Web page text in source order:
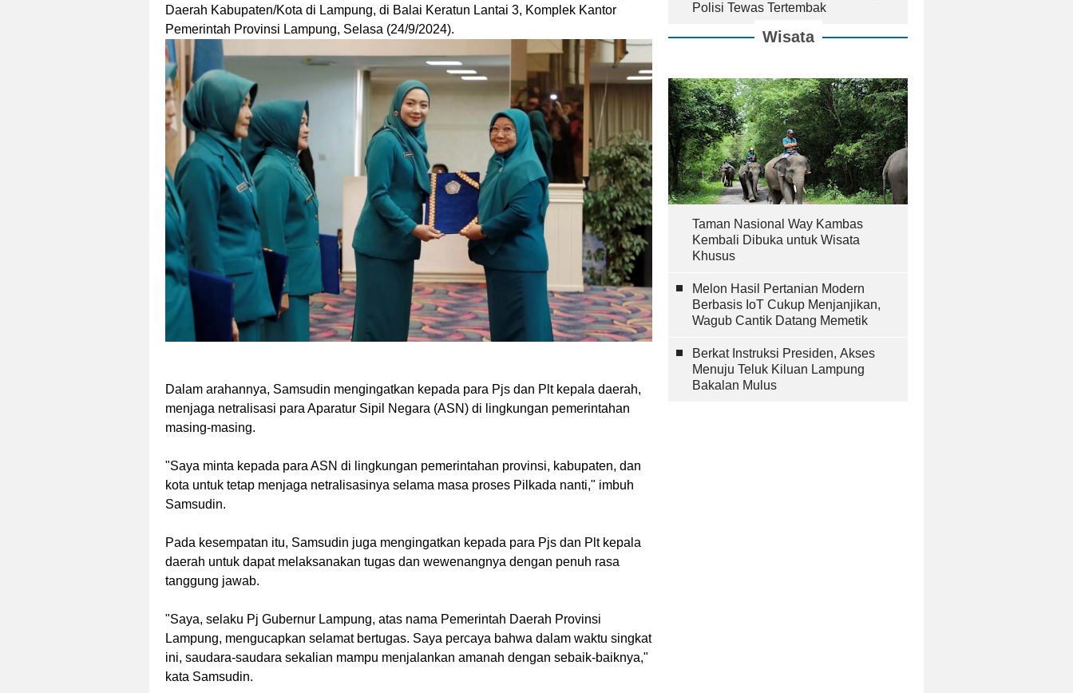
Daerah Kabupaten/Kota di Lampung, di Balai Keratun Lantai 3, Komplek Kantor
Pemerintah Provinsi Lampung, Selasa (24/9/2024).
Dalam arahannya, Samsudin mengingatkan kepada para Pjs dan Plt kepala daerah,
menjaga netralisasi para Aparatur Sipil Negara (ASN) di lingkungan pemerintahan
masing-masing.
"Saya minta kepada para ASN di lingkungan pemerintahan provinsi, kabupaten, dan
kota untuk tetap menjaga netralisasinya selama masa proses Pilkada nanti," imbuh
Samsudin.
Pada kesempatan itu, Samsudin juga mengingatkan kepada para Pjs dan Plt kepala
daerah untuk dapat melaksanakan tugas dan wewenangnya dengan penuh rasa
tanggung jawab.
"Saya, selaku Pj Gubernur Lampung, atas nama Pemerintah Daerah Provinsi
Lampung, mengucapkan selamat bertugas. Saya percaya bahwa dalam waktu singkat
ini, saudara-saudara sekalian mampu menjalankan amanah dengan sebaik-baiknya,"
kata Samsudin.
Polisi Tewas Tertembak
Wisata
Taman Nasional Way Kambas
Kembali Dibuka untuk Wisata
Khusus
Melon Hasil Pertanian Modern
Berbasis IoT Cukup Menjanjikan,
Wagub Cantik Datang Memetik
Berkat Instruksi Presiden, Akses
Menuju Teluk Kiluan Lampung
Bakalan Mulus